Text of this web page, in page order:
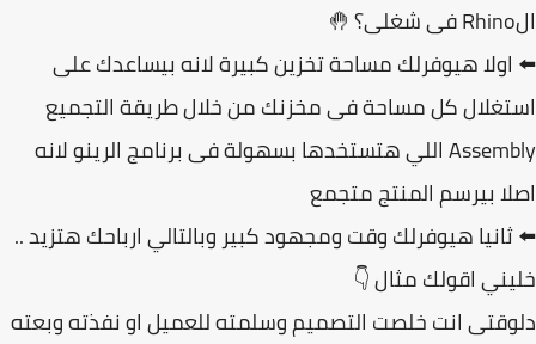
هيوفرلك مساحة تخزين كبيرة لانه بيساعدك على
كل مساحة فى مخزنك من خلال طريقة التجميع
Assembly اللي هتستخدها بسهولة فى برنامج الرينو لانه
بيرسم المنتج متجمع
هيوفرلك وقت ومجهود كبير وبالتالي ارباحك هتزيد ..
اقولك مثال 👇
انت خلصت التصميم وسلمته للعميل او نفذته وبعته